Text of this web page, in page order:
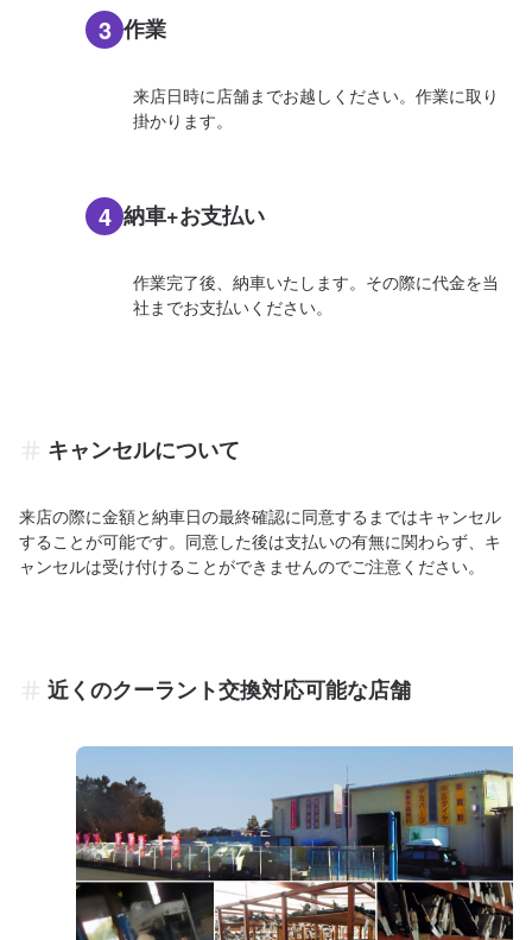
3 作業
来店日時に店舗までお越しください。作業に取り
掛かります。
4 納車+お支払い
作業完了後、納車いたします。その際に代金を当
社までお支払いください。
キャンセルについて
来店の際に金額と納車日の最終確認に同意するまではキャンセル
することが可能です。同意した後は支払いの有無に関わらず、キ
ャンセルは受け付けることができませんのでご注意ください。
近くのクーラント交換対応可能な店舗